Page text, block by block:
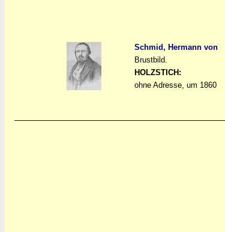
Schmid, Hermann von
Brustbild.
HOLZSTICH:
ohne Adresse, um 1860